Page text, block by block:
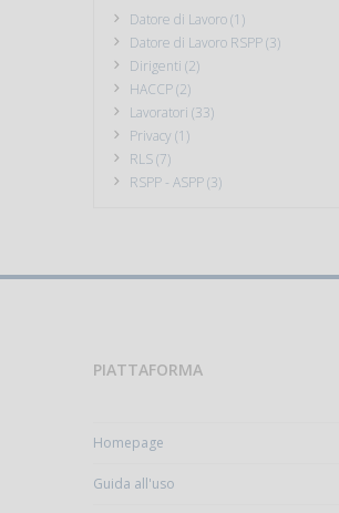
Datore di Lavoro (1)
Datore di Lavoro RSPP (3)
Dirigenti (2)
HACCP (2)
Lavoratori (33)
Privacy (1)
RLS (7)
RSPP - ASPP (3)
PIATTAFORMA
Homepage
Guida all'uso